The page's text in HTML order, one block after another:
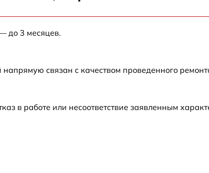
до 3 месяцев.
связан с качеством проведенного
в работе или несоответствие заявленным